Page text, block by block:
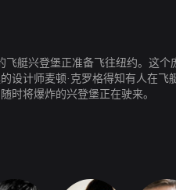
飞艇兴登堡正准备飞往纽约。这
设计师麦顿·克罗格得知有人在
时将爆炸的兴登堡正在驶来。